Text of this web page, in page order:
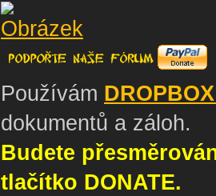
Používám
dokumentů a záloh.
Budete
tlačítko DONATE.